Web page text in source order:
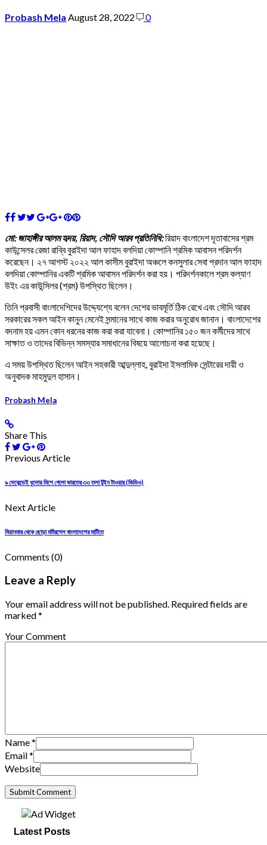
Probash Mela August 28, 2022 0
মো: জাহাঙ্গীর আলম হৃদয়, রিয়াদ, সৌদি আরব প্রতিনিধি:রিয়াদ বাংলাদেশ দূতাবাসের শ্রম
কাউন্সেলর রেজা রাব্বি বুরাইদা আল ফাহাদ বলদিয়া কোম্পানি শ্রমিক আবাসন পরিদর্শন
করেছেন। ২৭ আগস্ট ২০২২ আল কাসীম বুরাইদা অঞ্চলে কনসুলার সেবা প্রদান আল ফাহাদ
বলদিয়া কোম্পানির একটি শ্রমিক আবাসন পরিদর্শন করা হয়। পরিদর্শনকালে শ্রম কল্যাণ
উইং এর কাউন্সিলর (শ্রম) উপস্থিত ছিলেন।
তিনি প্রবাসী বাংলাদেশিদের উদ্দ্যেশ্যে বলেন দেশের ভাবমূর্তি ঠিক রেখে এবং সৌদি আরব
সরকারের সকল আইন কানুন মেনেই সন্মানের সাথে কাজ করার অনুরোধ জানান। বাংলাদেশের
বদনাম হয় এমন কোন ধরনের কাজ করা করা যাবেনা। কোম্পানির ১৫০ জন কর্মীদের সাথে
সাক্ষাত ও তাদের বিভিন্ন সমস্যার সমাধানের বিষয়ে আলোচনা করা হয়েছে।
এ সময় উপস্থিত ছিলেন আইন সহকারী আব্দুল্লাহ, বুরাইদা ইসলামিক সেন্টারের দায়ী ও
অনুবাদক মাহমুদুল হাসান।
Probash Mela
Share This
Previous Article
৯ সেকেন্ডেই ধুলোয় মিশে গেলো ভারতের ৩৩ তলা টুইন টাওয়ার (ভিডিও)
Next Article
মিয়ানমার থেকে ছোড়া মর্টারশেল বাংলাদেশের মাটিতে
Comments (0)
Leave a Reply
Your email address will not be published. Required fields are
marked *
Your Comment
Name*
Email*
Website
Latest Posts